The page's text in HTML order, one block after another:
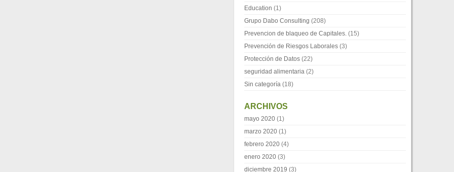
Education (1)
Grupo Dabo Consulting (208)
Prevencion de blaqueo de Capitales. (15)
Prevención de Riesgos Laborales (3)
Protección de Datos (22)
seguridad alimentaria (2)
Sin categoría (18)
ARCHIVOS
mayo 2020 (1)
marzo 2020 (1)
febrero 2020 (4)
enero 2020 (3)
diciembre 2019 (3)